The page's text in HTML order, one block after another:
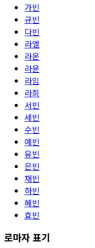
가빈
규빈
다빈
라엘
라온
라윤
라임
라희
서빈
세빈
수빈
예빈
유빈
은빈
채빈
하빈
혜빈
효빈
로마자 표기